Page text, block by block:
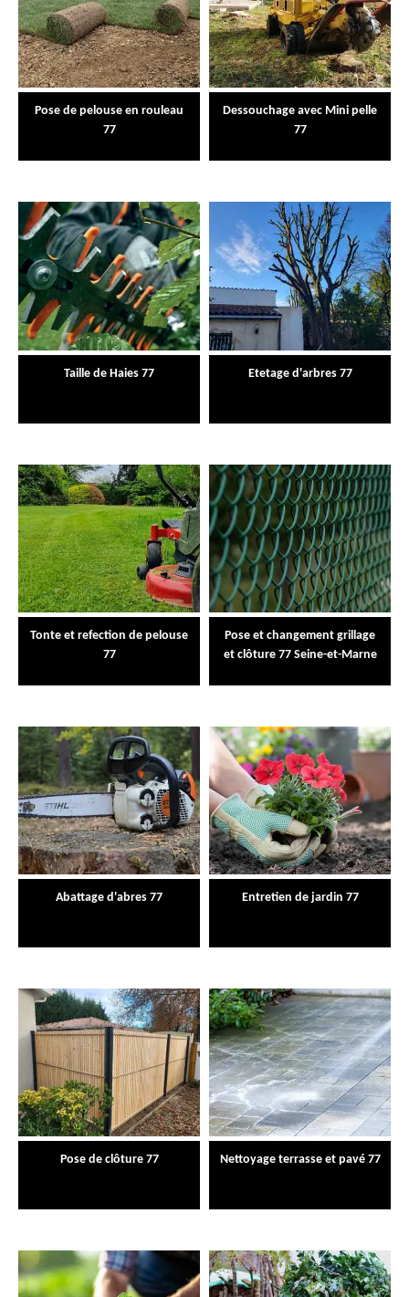
Pose de pelouse en rouleau
77
Dessouchage avec Mini pelle
77
Taille de Haies 77 Etetage d'arbres 77
Tonte et refection de pelouse
77
Pose et changement grillage
et clôture 77 Seine-et-Marne
Abattage d'abres 77 Entretien de jardin 77
Pose de clôture 77 Nettoyage terrasse et pavé 77